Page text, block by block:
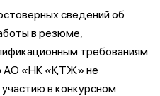
сведений об
в резюме,
требованиям
АО «НК «ҚТЖ» не
в конкурсном